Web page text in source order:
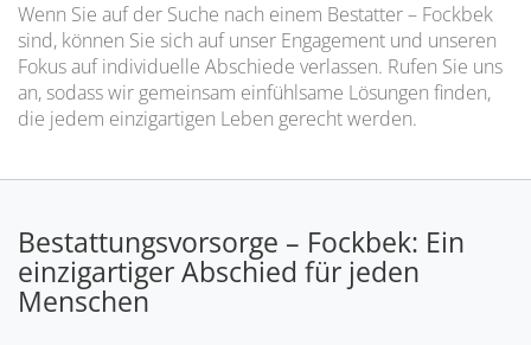
Wenn Sie auf der Suche nach einem Bestatter – Fockbek
sind, können Sie sich auf unser Engagement und unseren
Fokus auf individuelle Abschiede verlassen. Rufen Sie uns
an, sodass wir gemeinsam einfühlsame Lösungen finden,
die jedem einzigartigen Leben gerecht werden.
Bestattungsvorsorge – Fockbek: Ein
einzigartiger Abschied für jeden
Menschen